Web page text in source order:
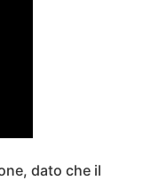
dato che il